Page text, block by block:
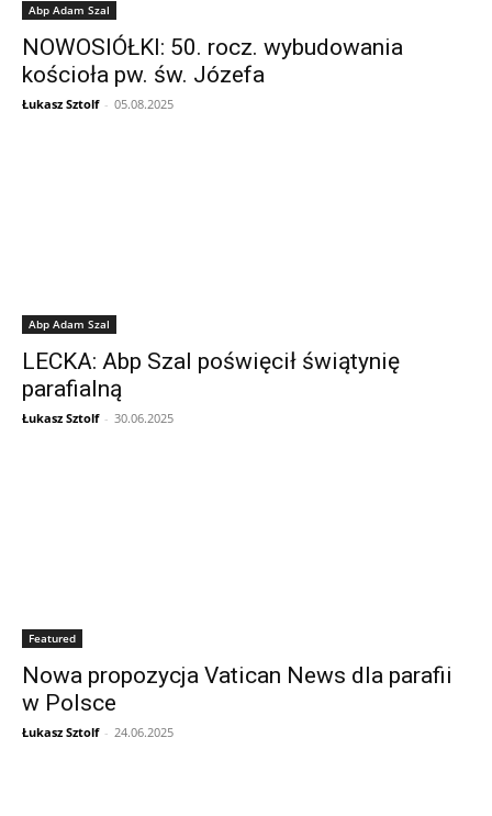
Abp Adam Szal
NOWOSIÓŁKI: 50. rocz. wybudowania
kościoła pw. św. Józefa
Łukasz Sztolf - 05.08.2025
Abp Adam Szal
LECKA: Abp Szal poświęcił świątynię
parafialną
Łukasz Sztolf - 30.06.2025
Featured
Nowa propozycja Vatican News dla parafii
w Polsce
Łukasz Sztolf - 24.06.2025